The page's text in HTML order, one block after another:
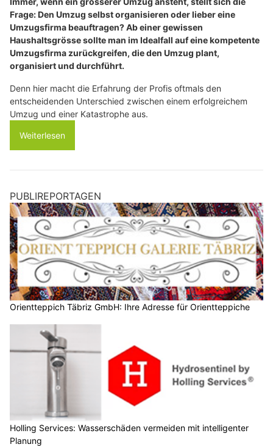
Frage: Den Umzug selbst organisieren oder lieber eine
Umzugsfirma beauftragen? Ab einer gewissen
Haushaltsgrösse sollte man im Idealfall auf eine kompetente
Umzugsfirma zurückgreifen, die den Umzug plant,
organisiert und durchführt.
Denn hier macht die Erfahrung der Profis oftmals den
entscheidenden Unterschied zwischen einem erfolgreichem
Umzug und einer Katastrophe aus.
Weiterlesen
PUBLIREPORTAGEN
Orientteppich Täbriz GmbH: Ihre Adresse für Orientteppiche
Holling Services: Wasserschäden vermeiden mit intelligenter
Planung